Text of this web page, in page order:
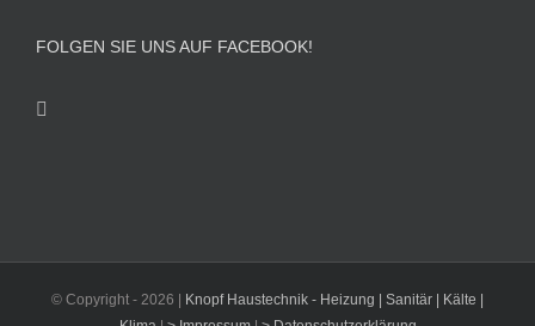
FOLGEN SIE UNS AUF FACEBOOK!
© Copyright - 2026 |
Knopf Haustechnik - Heizung | Sanitär | Kälte |